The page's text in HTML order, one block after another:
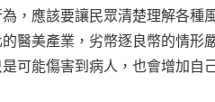
，應該要讓民眾清楚理解各種
醫美產業，劣幣逐良幣的情形
可能傷害到病人，也會增加自